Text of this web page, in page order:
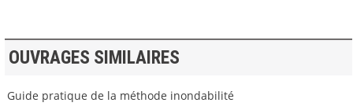
OUVRAGES SIMILAIRES
Guide pratique de la méthode inondabilité